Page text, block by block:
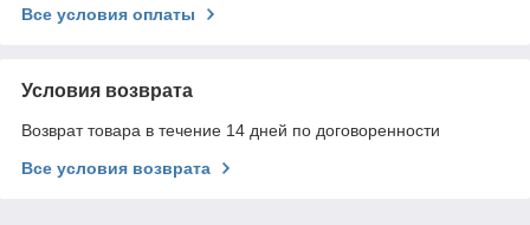
Все условия оплаты
Условия возврата
Возврат товара в течение 14 дней по договоренности
Все условия возврата